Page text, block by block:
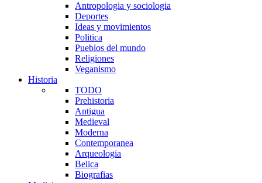
Antropologia y sociologia
Deportes
Ideas y movimientos
Politica
Pueblos del mundo
Religiones
Veganismo
Historia
TODO
Prehistoria
Antigua
Medieval
Moderna
Contemporanea
Arqueologia
Belica
Biografias